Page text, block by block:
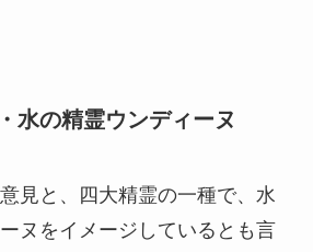
水の精霊ウンディーヌ
見と、四大精霊の一種で、水
ヌをイメージしているとも言